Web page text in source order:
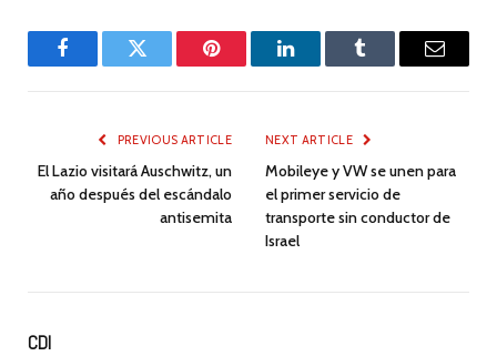
FacebookTwitter Pinterest LinkedInTumblr Email
PREVIOUS ARTICLE
El Lazio visitará Auschwitz, un
año después del escándalo
antisemita
NEXT ARTICLE
Mobileye y VW se unen para
el primer servicio de
transporte sin conductor de
Israel
CDI